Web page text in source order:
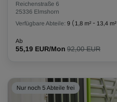
Reichenstraße 6
25336 Elmshorn
Verfügbare Abteile: 9 ( 1,8 m² - 13,4 m²
Ab
55,19 EUR/Mon 92,00 EUR
Nur noch 5 Abteile frei